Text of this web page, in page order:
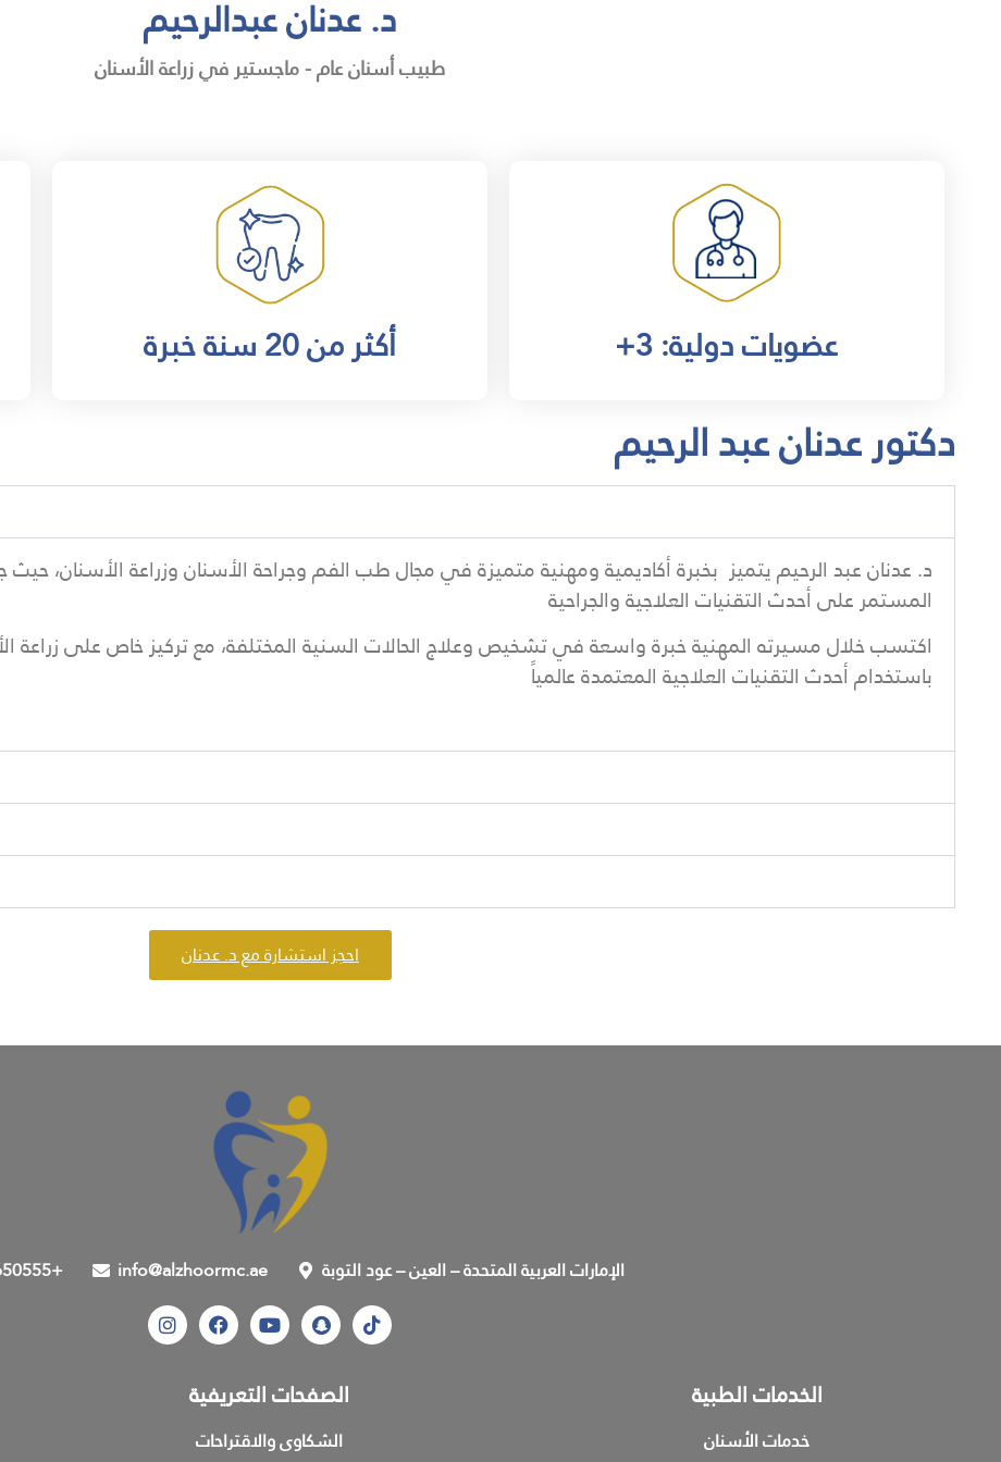
د. عدنان عبدالرحيم
طبيب أسنان عام - ماجستير في زراعة الأسنان
أكثر من 20 سنة خبرة +3 :عضويات دولية
دكتور عدنان عبد الرحيم
د. عدنان عبد الرحيم يتميز بخبرة أكاديمية ومهنية متميزة في مجال طب الفم وجراحة الأسنان وزراعة الأسنان، حيث
المستمر على أحدث التقنيات العلاجية والجراحية
اكتسب خلال مسيرته المهنية خبرة واسعة في تشخيص وعلاج الحالات السنية المختلفة، مع تركيز خاص على زراعة
باستخدام أحدث التقنيات العلاجية المعتمدة عالمياً
احجز استشارة مع د. عدنان
info@alzhoormc.ae الإمارات العربية المتحدة – العين – عود التوبة
الصفحات التعريفية
الشكاوى والاقتراحات
الخدمات الطبية
خدمات الأسنان